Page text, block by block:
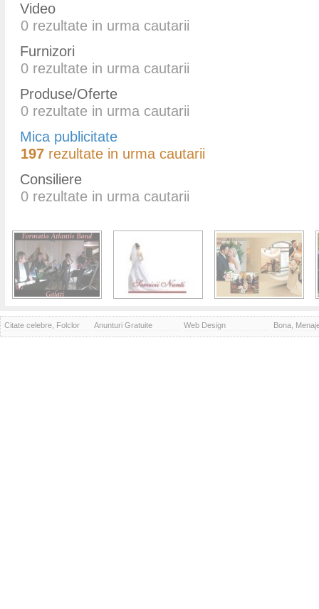
Video
0 rezultate in urma cautarii
Furnizori
0 rezultate in urma cautarii
Produse/Oferte
0 rezultate in urma cautarii
Mica publicitate
197 rezultate in urma cautarii
Consiliere
0 rezultate in urma cautarii
Citate celebre, Folclor Anunturi Gratuite Web Design Bona,